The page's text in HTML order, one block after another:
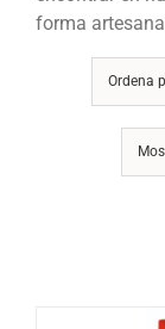
forma
Ordena